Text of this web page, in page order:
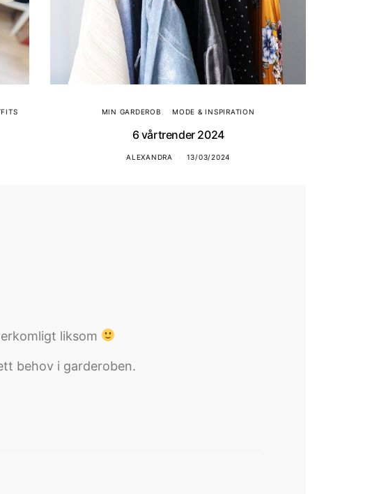
MIN GARDEROB MODE & INSPIRATION
6 vårtrender 2024
ALEXANDRA 13/03/2024
liksom
behov i garderoben.